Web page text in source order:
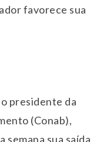
favorece sua
presidente da
(Conab),
semana sua saída